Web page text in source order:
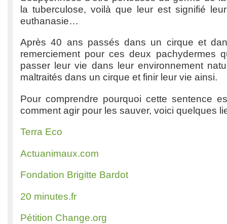
la tuberculose, voilà que leur est signifié
euthanasie…
Après 40 ans passés dans un cirque et
remerciement pour ces deux pachydermes
passer leur vie dans leur environnement
maltraités dans un cirque et finir leur vie ainsi.
Pour comprendre pourquoi cette sentence
comment agir pour les sauver, voici quelques
Terra Eco
Actuanimaux.com
Fondation Brigitte Bardot
20 minutes.fr
Pétition Change.org